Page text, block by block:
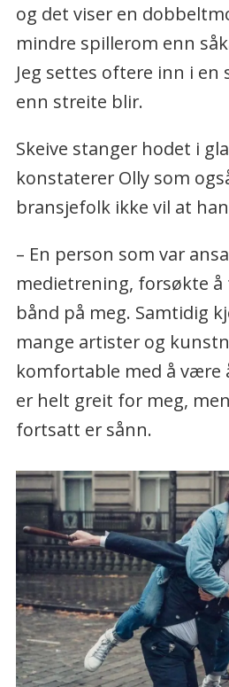
og det viser en
mindre spillerom enn
Jeg settes oftere inn i en
enn streite blir.
Skeive stanger hodet i
konstaterer Olly som
bransjefolk ikke vil at
– En person som var
medietrening, forsøkte å
bånd på meg. Samtidig
mange artister og
komfortable med å være
er helt greit for meg,
fortsatt er sånn.